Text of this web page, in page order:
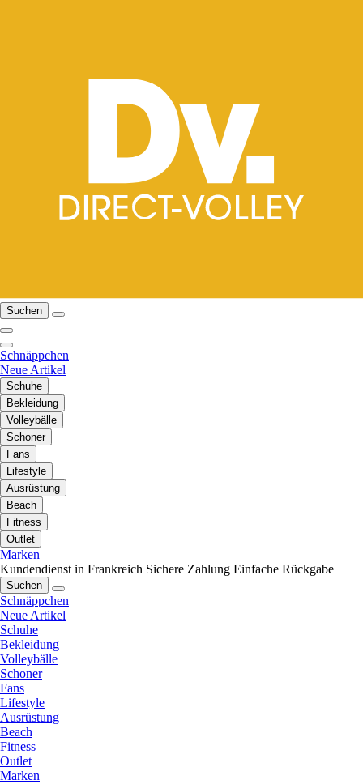
Suchen
Schnäppchen
Neue Artikel
Schuhe
Bekleidung
Volleybälle
Schoner
Fans
Lifestyle
Ausrüstung
Beach
Fitness
Outlet
Marken
Kundendienst in Frankreich Sichere Zahlung Einfache Rückgabe
Suchen
Schnäppchen
Neue Artikel
Schuhe
Bekleidung
Volleybälle
Schoner
Fans
Lifestyle
Ausrüstung
Beach
Fitness
Outlet
Marken